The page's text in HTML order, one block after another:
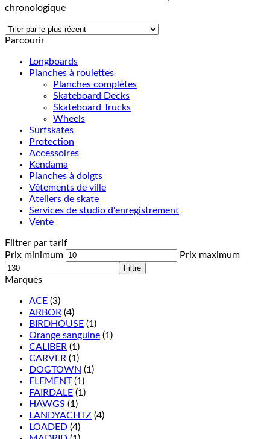
chronologique
Parcourir
Longboards
Planches à roulettes
Planches complètes
Skateboard Decks
Skateboard Trucks
Wheels
Surfskates
Protection
Accessoires
Kendama
Planches à doigts
Vêtements de ville
Ateliers de skate
Services de studio d'enregistrement
Vente
Filtrer par tarif
Prix minimum
Prix maximum
Filtre
Marques
ACE (3)
ARBOR (4)
BIRDHOUSE (1)
Orange sanguine (1)
CALIBER (1)
CARVER (1)
DOGTOWN (1)
ELEMENT (1)
FAIRDALE (1)
HAWGS (1)
LANDYACHTZ (4)
LOADED (4)